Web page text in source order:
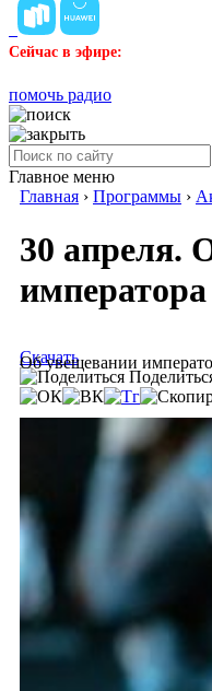
Сейчас в эфире:
помочь радио
Главное меню
Главная › Программы ›
30 апреля.
Об увещевании
Скачать